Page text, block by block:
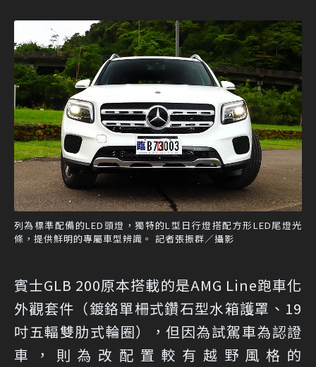
列為標準配備的LED頭燈，獨特的L型日行燈搭配方形LED尾燈光
條，提供鮮明的專屬車型辨識。 記者張振群／攝影
賓士GLB 200原本搭載的是AMG Line跑車化
外觀套件（鍍鉻單柵式鑽石型水箱護罩、19
吋五輻雙肋式輪圈），但因為試駕車為認證
車，則為改配置較有越野風格的